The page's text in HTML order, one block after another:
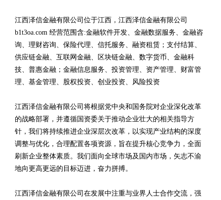
江西泽信金融有限公司位于江西，江西泽信金融有限公司
b1t3oa.com 经营范围含:金融软件开发、金融数据服务、金融咨
询、理财咨询、保险代理、信托服务、融资租赁；支付结算、
供应链金融、互联网金融、区块链金融、数字货币、金融科
技、普惠金融；金融信息服务、投资管理、资产管理、财富管
理、基金管理、股权投资、创业投资、风险投资
江西泽信金融有限公司将根据党中央和国务院对企业深化改革
的战略部署，并遵循国资委关于推动企业壮大的相关指导方
针，我们将持续推进企业深层次改革，以实现产业结构的深度
调整与优化，合理配置各项资源，旨在提升核心竞争力，全面
刷新企业整体素质。我们面向全球市场及国内市场，矢志不渝
地向更高更远的目标迈进，奋力拼搏。
江西泽信金融有限公司在发展中注重与业界人士合作交流，强